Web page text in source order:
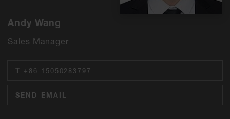
Andy Wang
Sales Manager
T +86 15050283797
SEND EMAIL